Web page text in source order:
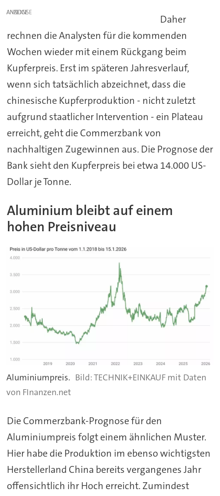
ANZEIGE
Daher
rechnen die Analysten für die kommenden
Wochen wieder mit einem Rückgang beim
Kupferpreis. Erst im späteren Jahresverlauf,
wenn sich tatsächlich abzeichnet, dass die
chinesische Kupferproduktion - nicht zuletzt
aufgrund staatlicher Intervention - ein Plateau
erreicht, geht die Commerzbank von
nachhaltigen Zugewinnen aus. Die Prognose der
Bank sieht den Kupferpreis bei etwa 14.000 US-
Dollar je Tonne.
Aluminium bleibt auf einem
hohen Preisniveau
Aluminiumpreis.
TECHNIK+EINKAUF mit Daten
von FInanzen.net
Die Commerzbank-Prognose für den
Aluminiumpreis folgt einem ähnlichen Muster.
Hier habe die Produktion im ebenso wichtigsten
Herstellerland China bereits vergangenes Jahr
offensichtlich ihr Hoch erreicht. Zumindest